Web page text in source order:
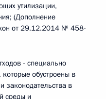
утилизации,
(Дополнение
от 29.12.2014 № 458-
- специально
обустроены в
законодательства в
среды и